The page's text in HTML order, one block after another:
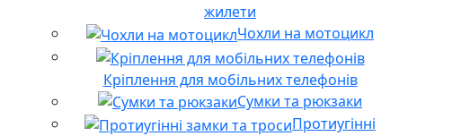
жилети
Чохли на мотоцикл
Кріплення для мобільних телефонів
Сумки та рюкзаки
Протиугінні